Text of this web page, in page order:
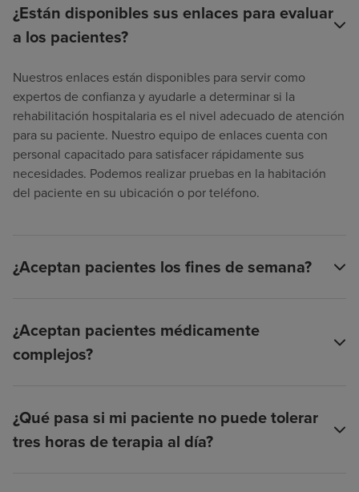
¿Están disponibles sus enlaces para evaluar
a los pacientes?
Nuestros enlaces están disponibles para servir como
expertos de confianza y ayudarle a determinar si la
rehabilitación hospitalaria es el nivel adecuado de atención
para su paciente. Nuestro equipo de enlaces cuenta con
personal capacitado para satisfacer rápidamente sus
necesidades. Podemos realizar pruebas en la habitación
del paciente en su ubicación o por teléfono.
¿Aceptan pacientes los fines de semana?
¿Aceptan pacientes médicamente
complejos?
¿Qué pasa si mi paciente no puede tolerar
tres horas de terapia al día?